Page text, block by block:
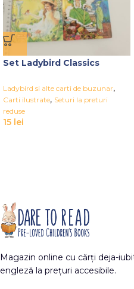
Set Ladybird Classics
Ladybird si alte carti de buzunar,
Carti ilustrate, Seturi la preturi
reduse
15 lei
Magazin online cu cărți deja-
engleză la prețuri accesibile.